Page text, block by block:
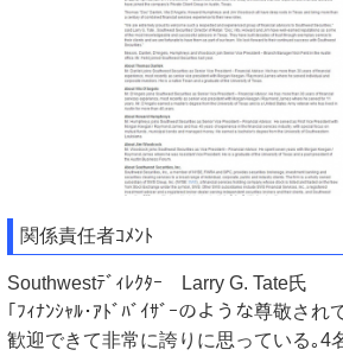
関係責任者ｺﾒﾝﾄ
Southwestﾃﾞｨﾚｸﾀｰ Larry G. Tate氏
｢ﾌｨﾅﾝｼｬﾙ･ｱﾄﾞﾊﾞｲｻﾞｰのような尊敬され
歓迎できて非常に誇りに思っている｡4